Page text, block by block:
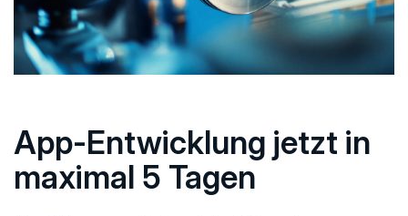
App-Entwicklung jetzt in
maximal 5 Tagen